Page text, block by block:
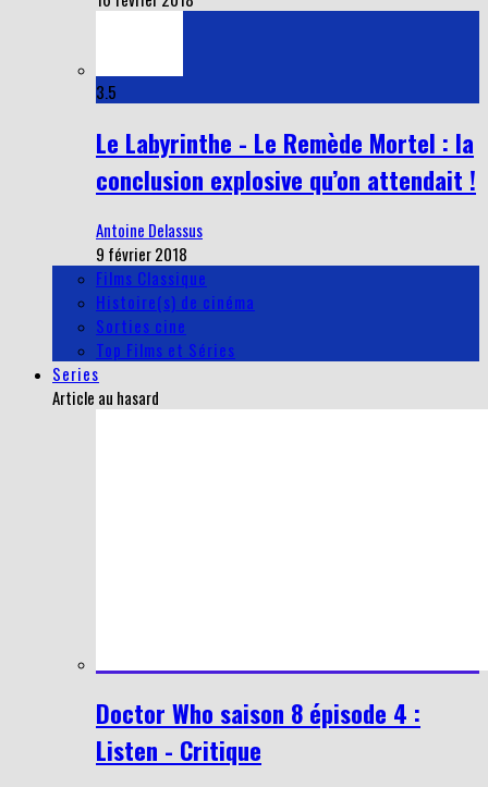
3.5
Le Labyrinthe - Le Remède Mortel : la
conclusion explosive qu’on attendait !
Antoine Delassus
9 février 2018
Films Classique
Histoire(s) de cinéma
Sorties cine
Top Films et Séries
Series
Article au hasard
Doctor Who saison 8 épisode 4 :
Listen - Critique